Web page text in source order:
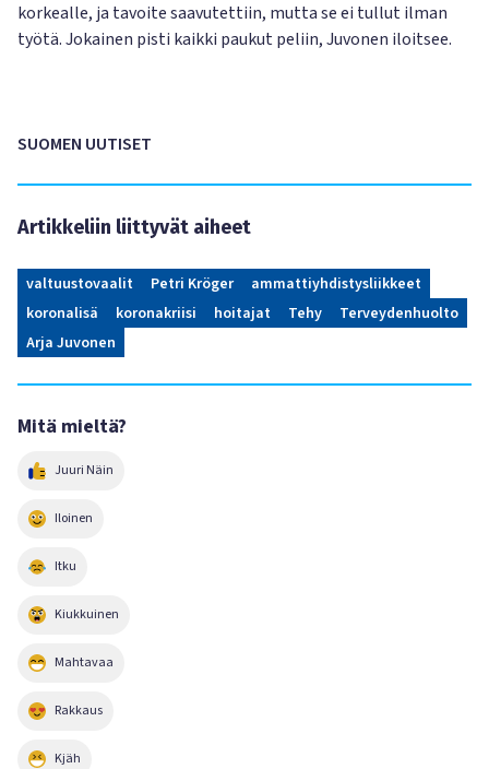
korkealle, ja tavoite saavutettiin, mutta se ei tullut ilman
työtä. Jokainen pisti kaikki paukut peliin, Juvonen iloitsee.
SUOMEN UUTISET
Artikkeliin liittyvät aiheet
valtuustovaalit Petri Kröger
ammattiyhdistysliikkeet
koronalisä
koronakriisi hoitajat Tehy
Terveydenhuolto
Arja Juvonen
Mitä mieltä?
Juuri Näin
Iloinen
Itku
Kiukkuinen
Mahtavaa
Rakkaus
Kjäh